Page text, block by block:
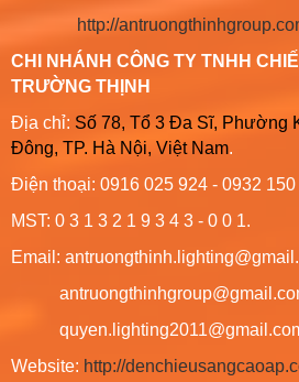
http://
CHI NHÁNH CÔNG TY TNHH
TRƯỜNG THỊNH
Địa chỉ: Số 78, Tổ 3 Đa Sĩ, Phường
Đông, TP. Hà Nội, Việt Nam.
Điện thoại: 0916 025 924 - 0932 150
MST: 0 3 1 3 2 1 9 3 4 3 - 0 0 1.
Email:
Website: http://